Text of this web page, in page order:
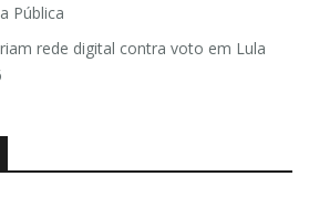
Pública
rede digital contra voto em Lula